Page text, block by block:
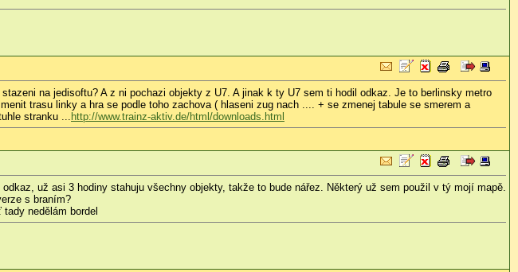
na jedisoftu? A z ni pochazi objekty z U7. A jinak k ty U7 sem ti hodil odkaz. Je to berlinsky metro
trasu linky a hra se podle toho zachova ( hlaseni zug nach .... + se zmenej tabule se smerem a
stranku ...
http://www.trainz-aktiv.de/html/downloads.html
už asi 3 hodiny stahuju všechny objekty, takže to bude nářez. Některý už sem použil v tý mojí mapě.
s braním?
nedělám bordel